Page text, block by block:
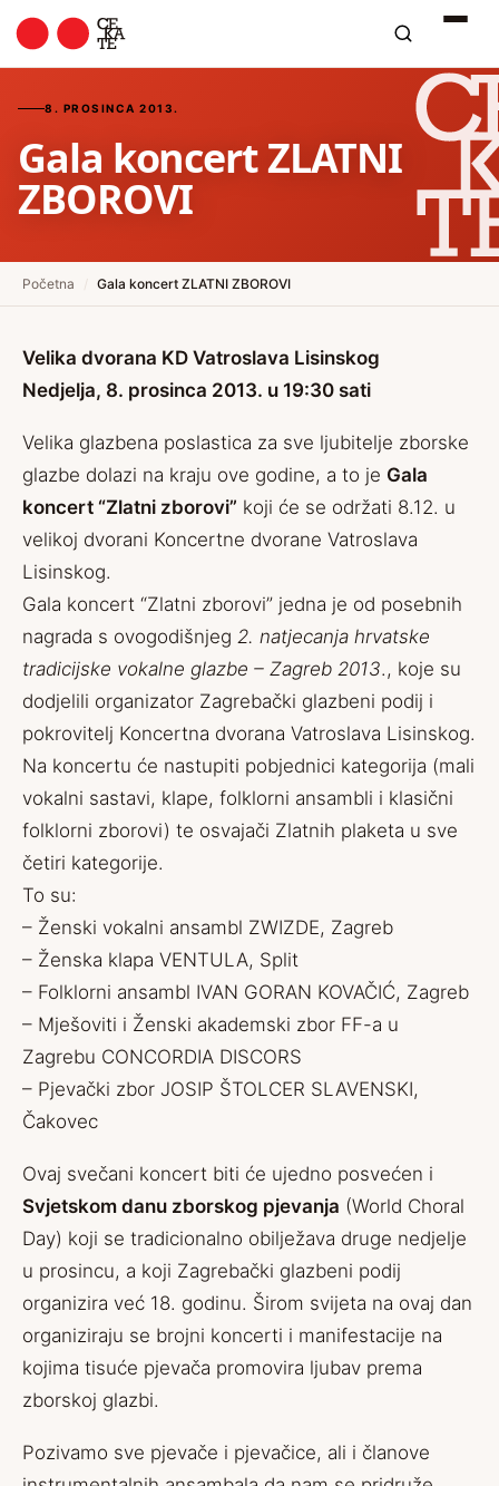
8. PROSINCA 2013.
Gala koncert ZLATNI
ZBOROVI
Početna Gala koncert ZLATNI ZBOROVI
Velika dvorana KD Vatroslava Lisinskog
Nedjelja, 8. prosinca 2013. u 19:30 sati
Velika glazbena poslastica za sve ljubitelje zborske
glazbe dolazi na kraju ove godine, a to je Gala
koncert “Zlatni zborovi” koji će se održati 8.12. u
velikoj dvorani Koncertne dvorane Vatroslava
Lisinskog.
Gala koncert “Zlatni zborovi” jedna je od posebnih
nagrada s ovogodišnjeg 2. natjecanja hrvatske
tradicijske vokalne glazbe – Zagreb 2013., koje su
dodjelili organizator Zagrebački glazbeni podij i
pokrovitelj Koncertna dvorana Vatroslava Lisinskog.
Na koncertu će nastupiti pobjednici kategorija (mali
vokalni sastavi, klape, folklorni ansambli i klasični
folklorni zborovi) te osvajači Zlatnih plaketa u sve
četiri kategorije.
To su:
– Ženski vokalni ansambl ZWIZDE, Zagreb
– Ženska klapa VENTULA, Split
– Folklorni ansambl IVAN GORAN KOVAČIĆ, Zagreb
– Mješoviti i Ženski akademski zbor FF-a u
Zagrebu CONCORDIA DISCORS
– Pjevački zbor JOSIP ŠTOLCER SLAVENSKI,
Čakovec
Ovaj svečani koncert biti će ujedno posvećen i
Svjetskom danu zborskog pjevanja (World Choral
Day) koji se tradicionalno obilježava druge nedjelje
u prosincu, a koji Zagrebački glazbeni podij
organizira već 18. godinu. Širom svijeta na ovaj dan
organiziraju se brojni koncerti i manifestacije na
kojima tisuće pjevača promovira ljubav prema
zborskoj glazbi.
Pozivamo sve pjevače i pjevačice, ali i članove